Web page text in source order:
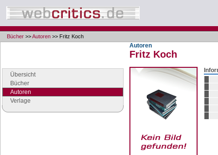
Bücher >>Autoren >> Fritz Koch
Übersicht
Bücher
Autoren
Verlage
Autoren
Fritz Koch